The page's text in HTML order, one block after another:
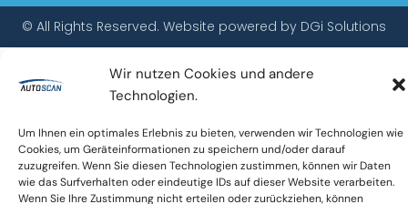
Wir nutzen Cookies und andere
Technologien.
Um Ihnen ein optimales Erlebnis zu bieten, verwenden wir Technologien wie
Cookies, um Geräteinformationen zu speichern und/oder darauf
zuzugreifen. Wenn Sie diesen Technologien zustimmen, können wir Daten
wie das Surfverhalten oder eindeutige IDs auf dieser Website verarbeiten.
Wenn Sie Ihre Zustimmung nicht erteilen oder zurückziehen, können
© All Rights Reserved. Website powered by DGi Solutions